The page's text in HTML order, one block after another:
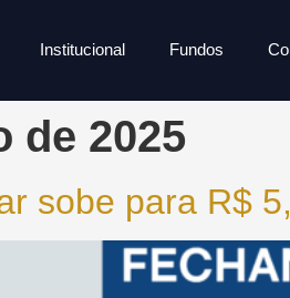
Institucional Fundos
de 2025
sobe para R$